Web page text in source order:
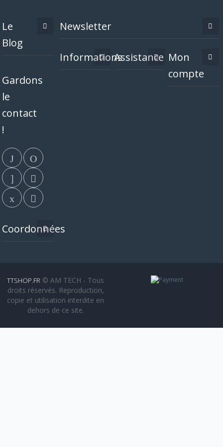
Le
Blog
Gardons
le
contact
!
Coordonnées
Newsletter
InformationsAssistance Mon
compte
TTSHOP.FR © AM TECH - Tous
droits réservés. Reproduction,
copie et utilisation interdite en
dehors de ce site.